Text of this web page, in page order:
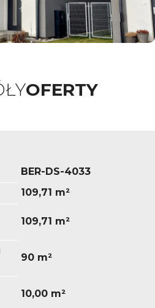
OFERTY
BER-DS-4033
109,71 m²
109,71 m²
90 m²
10,00 m²